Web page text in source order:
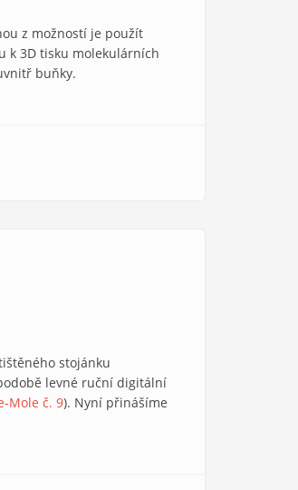
z možností je použít
k 3D tisku molekulárních
buňky.
stojánku
levné ruční digitální
Mole č. 9). Nyní přinášíme